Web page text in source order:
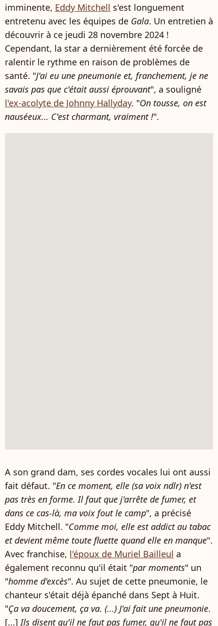
imminente, Eddy Mitchell s'est longuement
entretenu avec les équipes de Gala. Un entretien à
découvrir à ce jeudi 28 novembre 2024 !
Cependant, la star a dernièrement été forcée de
ralentir le rythme en raison de problèmes de
santé. "J'ai eu une pneumonie et, franchement, je ne
savais pas que c'était aussi éprouvant", a souligné
l'ex-acolyte de Johnny Hallyday. "On tousse, on est
nauséeux... C'est charmant, vraiment !".
A son grand dam, ses cordes vocales lui ont aussi
fait défaut. "En ce moment, elle (sa voix ndlr) n'est
pas très en forme. Il faut que j'arrête de fumer, et
dans ce cas-là, ma voix fout le camp", a précisé
Eddy Mitchell. "Comme moi, elle est addict au tabac
et devient même toute fluette quand elle en manque".
Avec franchise, l'époux de Muriel Bailleul a
également reconnu qu'il était "par moments" un
"homme d'excès". Au sujet de cette pneumonie, le
chanteur s'était déjà épanché dans Sept à Huit.
"Ça va doucement, ça va. (...) J'ai fait une pneumonie.
[...] Ils disent qu'il ne faut pas fumer, qu'il ne faut pas